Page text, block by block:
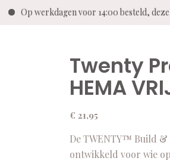
Op werkdagen voor 14:00 besteld,
Twenty
HEMA
€ 21,95
De TWENTY™ Build &
ontwikkeld voor wie